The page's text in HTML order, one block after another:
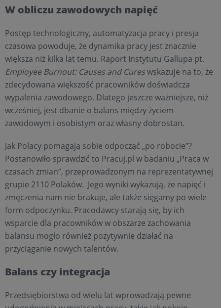
W obliczu zawodowych napięć
Postęp technologiczny, automatyzacja pracy i presja
czasowa powoduje, że dynamika pracy jest znacznie
większa niż kilka lat temu. Raport Instytutu Gallupa pt.
Employee Burnout: Causes and Cureswskazuje na to, że
zdecydowana większość pracowników doświadcza
wypalenia zawodowego. Dlatego jeszcze ważniejsze, niż
wcześniej, jest dbanie o balans między życiem
zawodowym i osobistym oraz własny dobrostan.
Jak Polacy pomagają sobie odpocząć „po robocie”?
Postanowiło sprawdzić to Pracuj.pl w badaniu „Praca w
czasach zmian”, przeprowadzonym na reprezentatywnej
grupie 2110 Polaków. Jego wyniki wykazują, że napięć i
zmęczenia nam nie brakuje, ale także sięgamy po wiele
form odpoczynku. Pracodawcy starają się, by ich
wsparcie dla pracowników w obszarze zachowania
balansu mogło również pozytywnie działać na
przyciąganie nowych talentów.
Balans czy integracja
Przedsiębiorstwa od wielu lat wprowadzają pewne